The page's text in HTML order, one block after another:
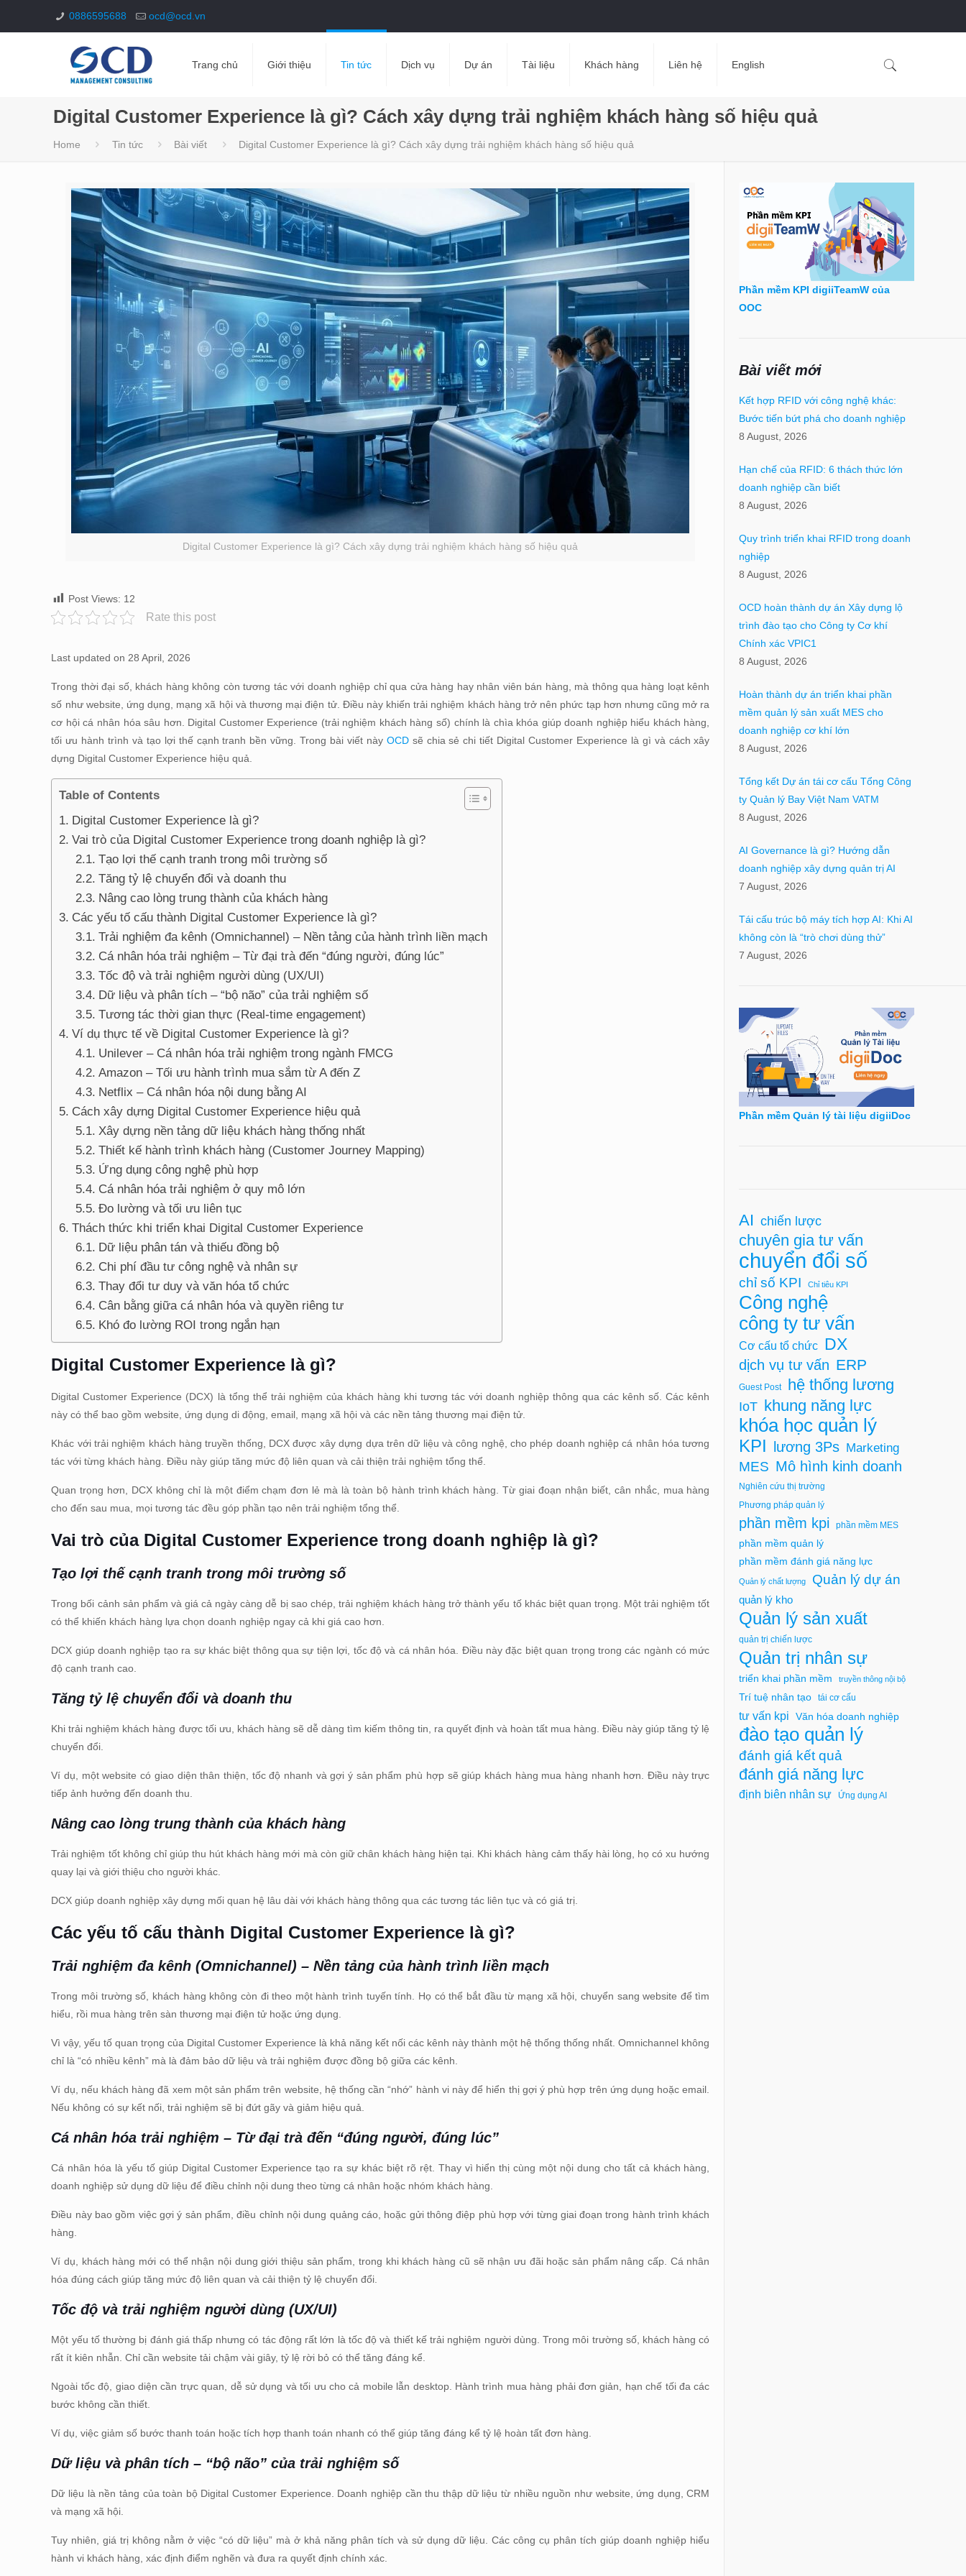
0886595688 ocd@ocd.vn
Trang chủ Giới thiệu Tin tức Dịch vụ Dự án Tài liệu Khách hàng Liên hệ English
Digital Customer Experience là gì? Cách xây dựng trải nghiệm khách hàng số hiệu quả
Home Tin tức Bài viết Digital Customer Experience là gì? Cách xây dựng trải nghiệm khách hàng số hiệu quả
Digital Customer Experience là gì? Cách xây dựng trải nghiệm khách hàng số hiệu quả
Post Views: 12
Rate this post
Last updated on 28 April, 2026
Trong thời đại số, khách hàng không còn tương tác với doanh nghiệp chỉ qua cửa hàng hay nhân viên bán hàng, mà thông qua hàng loạt kênh
số như website, ứng dụng, mạng xã hội và thương mại điện tử. Điều này khiến trải nghiệm khách hàng trở nên phức tạp hơn nhưng cũng mở ra
cơ hội cá nhân hóa sâu hơn. Digital Customer Experience (trải nghiệm khách hàng số) chính là chìa khóa giúp doanh nghiệp hiểu khách hàng,
tối ưu hành trình và tạo lợi thế cạnh tranh bền vững. Trong bài viết này OCDsẽ chia sẻ chi tiết Digital Customer Experience là gì và cách xây
dựng Digital Customer Experience hiệu quả.
Table of Contents
Digital Customer Experience là gì?
Vai trò của Digital Customer Experience trong doanh nghiệp là gì?
Tạo lợi thế cạnh tranh trong môi trường số
Tăng tỷ lệ chuyển đổi và doanh thu
Nâng cao lòng trung thành của khách hàng
Các yếu tố cấu thành Digital Customer Experience là gì?
Trải nghiệm đa kênh (Omnichannel) – Nền tảng của hành trình liền mạch
Cá nhân hóa trải nghiệm – Từ đại trà đến “đúng người, đúng lúc”
Tốc độ và trải nghiệm người dùng (UX/UI)
Dữ liệu và phân tích – “bộ não” của trải nghiệm số
Tương tác thời gian thực (Real-time engagement)
Ví dụ thực tế về Digital Customer Experience là gì?
Unilever – Cá nhân hóa trải nghiệm trong ngành FMCG
Amazon – Tối ưu hành trình mua sắm từ A đến Z
Netflix – Cá nhân hóa nội dung bằng AI
Cách xây dựng Digital Customer Experience hiệu quả
Xây dựng nền tảng dữ liệu khách hàng thống nhất
Thiết kế hành trình khách hàng (Customer Journey Mapping)
Ứng dụng công nghệ phù hợp
Cá nhân hóa trải nghiệm ở quy mô lớn
Đo lường và tối ưu liên tục
Thách thức khi triển khai Digital Customer Experience
Dữ liệu phân tán và thiếu đồng bộ
Chi phí đầu tư công nghệ và nhân sự
Thay đổi tư duy và văn hóa tổ chức
Cân bằng giữa cá nhân hóa và quyền riêng tư
Khó đo lường ROI trong ngắn hạn
Digital Customer Experience là gì?
Digital Customer Experience (DCX) là tổng thể trải nghiệm của khách hàng khi tương tác với doanh nghiệp thông qua các kênh số. Các kênh
này có thể bao gồm website, ứng dụng di động, email, mạng xã hội và các nền tảng thương mại điện tử.
Khác với trải nghiệm khách hàng truyền thống, DCX được xây dựng dựa trên dữ liệu và công nghệ, cho phép doanh nghiệp cá nhân hóa tương
tác với từng khách hàng. Điều này giúp tăng mức độ liên quan và cải thiện trải nghiệm tổng thể.
Quan trọng hơn, DCX không chỉ là một điểm chạm đơn lẻ mà là toàn bộ hành trình khách hàng. Từ giai đoạn nhận biết, cân nhắc, mua hàng
cho đến sau mua, mọi tương tác đều góp phần tạo nên trải nghiệm tổng thể.
Vai trò của Digital Customer Experience trong doanh nghiệp là gì?
Tạo lợi thế cạnh tranh trong môi trường số
Trong bối cảnh sản phẩm và giá cả ngày càng dễ bị sao chép, trải nghiệm khách hàng trở thành yếu tố khác biệt quan trọng. Một trải nghiệm tốt
có thể khiến khách hàng lựa chọn doanh nghiệp ngay cả khi giá cao hơn.
DCX giúp doanh nghiệp tạo ra sự khác biệt thông qua sự tiện lợi, tốc độ và cá nhân hóa. Điều này đặc biệt quan trọng trong các ngành có mức
độ cạnh tranh cao.
Tăng tỷ lệ chuyển đổi và doanh thu
Khi trải nghiệm khách hàng được tối ưu, khách hàng sẽ dễ dàng tìm kiếm thông tin, ra quyết định và hoàn tất mua hàng. Điều này giúp tăng tỷ lệ
chuyển đổi.
Ví dụ, một website có giao diện thân thiện, tốc độ nhanh và gợi ý sản phẩm phù hợp sẽ giúp khách hàng mua hàng nhanh hơn. Điều này trực
tiếp ảnh hưởng đến doanh thu.
Nâng cao lòng trung thành của khách hàng
Trải nghiệm tốt không chỉ giúp thu hút khách hàng mới mà còn giữ chân khách hàng hiện tại. Khi khách hàng cảm thấy hài lòng, họ có xu hướng
quay lại và giới thiệu cho người khác.
DCX giúp doanh nghiệp xây dựng mối quan hệ lâu dài với khách hàng thông qua các tương tác liên tục và có giá trị.
Các yếu tố cấu thành Digital Customer Experience là gì?
Trải nghiệm đa kênh (Omnichannel) – Nền tảng của hành trình liền mạch
Trong môi trường số, khách hàng không còn đi theo một hành trình tuyến tính. Họ có thể bắt đầu từ mạng xã hội, chuyển sang website để tìm
hiểu, rồi mua hàng trên sàn thương mại điện tử hoặc ứng dụng.
Vì vậy, yếu tố quan trọng của Digital Customer Experience là khả năng kết nối các kênh này thành một hệ thống thống nhất. Omnichannel không
chỉ là “có nhiều kênh” mà là đảm bảo dữ liệu và trải nghiệm được đồng bộ giữa các kênh.
Ví dụ, nếu khách hàng đã xem một sản phẩm trên website, hệ thống cần “nhớ” hành vi này để hiển thị gợi ý phù hợp trên ứng dụng hoặc email.
Nếu không có sự kết nối, trải nghiệm sẽ bị đứt gãy và giảm hiệu quả.
Cá nhân hóa trải nghiệm – Từ đại trà đến “đúng người, đúng lúc”
Cá nhân hóa là yếu tố giúp Digital Customer Experience tạo ra sự khác biệt rõ rệt. Thay vì hiển thị cùng một nội dung cho tất cả khách hàng,
doanh nghiệp sử dụng dữ liệu để điều chỉnh nội dung theo từng cá nhân hoặc nhóm khách hàng.
Điều này bao gồm việc gợi ý sản phẩm, điều chỉnh nội dung quảng cáo, hoặc gửi thông điệp phù hợp với từng giai đoạn trong hành trình khách
hàng.
Ví dụ, khách hàng mới có thể nhận nội dung giới thiệu sản phẩm, trong khi khách hàng cũ sẽ nhận ưu đãi hoặc sản phẩm nâng cấp. Cá nhân
hóa đúng cách giúp tăng mức độ liên quan và cải thiện tỷ lệ chuyển đổi.
Tốc độ và trải nghiệm người dùng (UX/UI)
Một yếu tố thường bị đánh giá thấp nhưng có tác động rất lớn là tốc độ và thiết kế trải nghiệm người dùng. Trong môi trường số, khách hàng có
rất ít kiên nhẫn. Chỉ cần website tải chậm vài giây, tỷ lệ rời bỏ có thể tăng đáng kể.
Ngoài tốc độ, giao diện cần trực quan, dễ sử dụng và tối ưu cho cả mobile lẫn desktop. Hành trình mua hàng phải đơn giản, hạn chế tối đa các
bước không cần thiết.
Ví dụ, việc giảm số bước thanh toán hoặc tích hợp thanh toán nhanh có thể giúp tăng đáng kể tỷ lệ hoàn tất đơn hàng.
Dữ liệu và phân tích – “bộ não” của trải nghiệm số
Dữ liệu là nền tảng của toàn bộ Digital Customer Experience. Doanh nghiệp cần thu thập dữ liệu từ nhiều nguồn như website, ứng dụng, CRM
và mạng xã hội.
Tuy nhiên, giá trị không nằm ở việc “có dữ liệu” mà ở khả năng phân tích và sử dụng dữ liệu. Các công cụ phân tích giúp doanh nghiệp hiểu
hành vi khách hàng, xác định điểm nghẽn và đưa ra quyết định chính xác.
Phần mềm KPI digiiTeamW của
OOC
Bài viết mới
Kết hợp RFID với công nghệ khác:
Bước tiến bứt phá cho doanh nghiệp
8 August, 2026
Hạn chế của RFID: 6 thách thức lớn
doanh nghiệp cần biết
8 August, 2026
Quy trình triển khai RFID trong doanh
nghiệp
8 August, 2026
OCD hoàn thành dự án Xây dựng lộ
trình đào tạo cho Công ty Cơ khí
Chính xác VPIC1
8 August, 2026
Hoàn thành dự án triển khai phần
mềm quản lý sản xuất MES cho
doanh nghiệp cơ khí lớn
8 August, 2026
Tổng kết Dự án tái cơ cấu Tổng Công
ty Quản lý Bay Việt Nam VATM
8 August, 2026
AI Governance là gì? Hướng dẫn
doanh nghiệp xây dựng quản trị AI
7 August, 2026
Tái cấu trúc bộ máy tích hợp AI: Khi AI
không còn là “trò chơi dùng thử”
7 August, 2026
Phần mềm Quản lý tài liệu digiiDoc
AI chiến lược
chuyên gia tư vấn
chuyển đổi số
chỉ số KPI Chỉ tiêu KPI
Công nghệ
công ty tư vấn
Cơ cấu tổ chức DX
dịch vụ tư vấn ERP
Guest Post hệ thống lương
IoT khung năng lực
khóa học quản lý
KPI lương 3Ps Marketing
MES Mô hình kinh doanh
Nghiên cứu thị trường
Phương pháp quản lý
phần mềm kpi phần mềm MES
phần mềm quản lý
phần mềm đánh giá năng lực
Quản lý chất lượng Quản lý dự án
quản lý kho
Quản lý sản xuất
quản trị chiến lược
Quản trị nhân sự
triển khai phần mềm truyền thông nội bộ
Trí tuệ nhân tạo tái cơ cấu
tư vấn kpi Văn hóa doanh nghiệp
đào tạo quản lý
đánh giá kết quả
đánh giá năng lực
định biên nhân sự Ứng dụng AI